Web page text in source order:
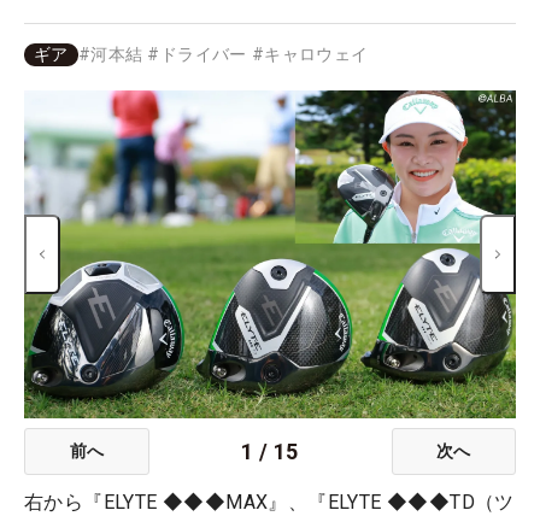
ギア #河本結 # ドライバー #キャロウェイ
前へ 1 / 15 次へ
右から『ELYTE ◆◆◆MAX』、『ELYTE ◆◆◆TD（ツ